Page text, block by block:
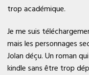
trop académique.
Je me suis
mais les personnages
Jolan déçu. Un roman
kindle sans être trop